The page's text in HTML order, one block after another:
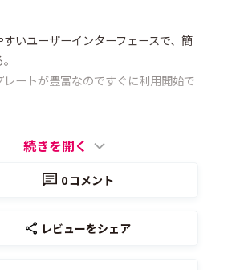
いユーザーインターフェースで、簡
ートが豊富なのですぐに利用開始で
続きを開く
0コメント
レビューをシェア